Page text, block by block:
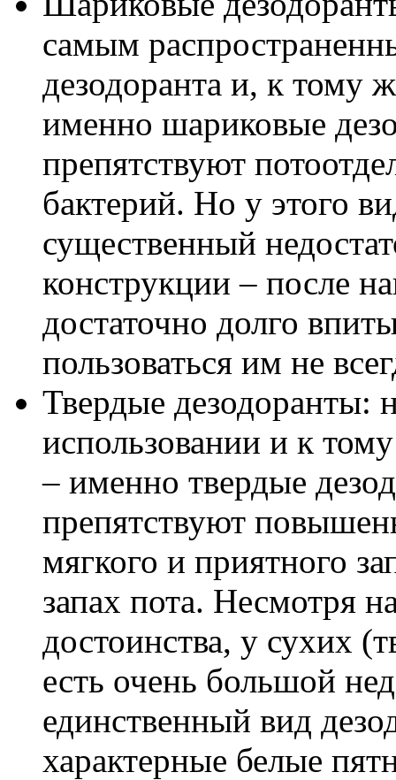
самым
дезодоранта и, к тому
именно шариковые
препятствуют
бактерий. Но у этого
существенный
конструкции – после
достаточно долго
пользоваться им не
Твердые дезодоранты:
использовании и к
– именно твердые
препятствуют
мягкого и приятного
запах пота. Несмотря
достоинства, у сухих
есть очень большой
единственный вид
характерные белые